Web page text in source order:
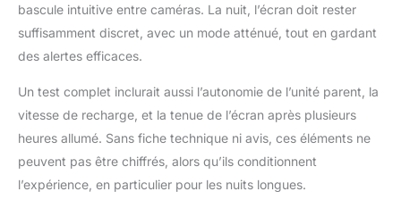
bascule intuitive entre caméras. La nuit, l’écran doit rester
suffisamment discret, avec un mode atténué, tout en gardant
des alertes efficaces.
Un test complet inclurait aussi l’autonomie de l’unité parent, la
vitesse de recharge, et la tenue de l’écran après plusieurs
heures allumé. Sans fiche technique ni avis, ces éléments ne
peuvent pas être chiffrés, alors qu’ils conditionnent
l’expérience, en particulier pour les nuits longues.